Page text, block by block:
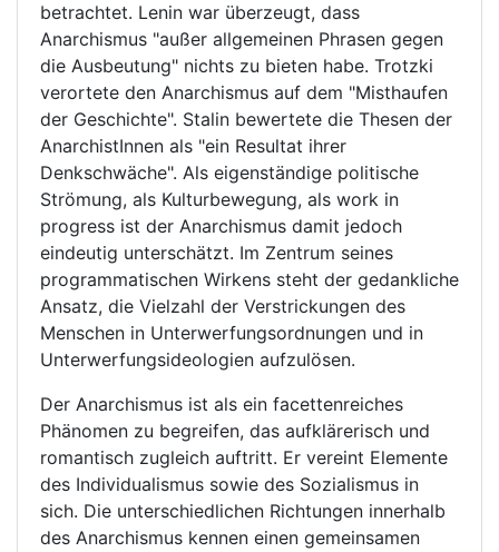
betrachtet. Lenin war überzeugt, dass
Anarchismus "außer allgemeinen Phrasen gegen
die Ausbeutung" nichts zu bieten habe. Trotzki
verortete den Anarchismus auf dem "Misthaufen
der Geschichte". Stalin bewertete die Thesen der
AnarchistInnen als "ein Resultat ihrer
Denkschwäche". Als eigenständige politische
Strömung, als Kulturbewegung, als work in
progress ist der Anarchismus damit jedoch
eindeutig unterschätzt. Im Zentrum seines
programmatischen Wirkens steht der gedankliche
Ansatz, die Vielzahl der Verstrickungen des
Menschen in Unterwerfungsordnungen und in
Unterwerfungsideologien aufzulösen.
Der Anarchismus ist als ein facettenreiches
Phänomen zu begreifen, das aufklärerisch und
romantisch zugleich auftritt. Er vereint Elemente
des Individualismus sowie des Sozialismus in
sich. Die unterschiedlichen Richtungen innerhalb
des Anarchismus kennen einen gemeinsamen